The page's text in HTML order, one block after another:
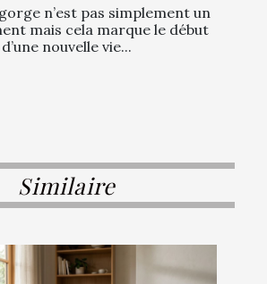
n’est pas simplement un
mais cela marque le début
d’une nouvelle vie...
Similaire